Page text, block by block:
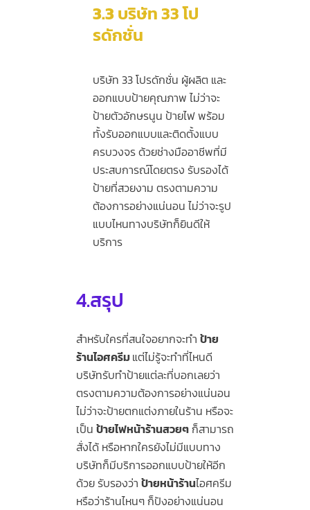
3.3บริษัท 33 โป
รดักชั่น
บริษัท 33 โปรดักชั่น ผู้ผลิต และ
ออกแบบป้ายคุณภาพ ไม่ว่าจะ
ป้ายตัวอักษรนูน ป้ายไฟ พร้อม
ทั้งรับออกแบบและติดตั้งแบบ
ครบวงจร ด้วยช่างมืออาชีพที่มี
ประสบการณ์โดยตรง รับรองได้
ป้ายที่สวยงาม ตรงตามความ
ต้องการอย่างแน่นอน ไม่ว่าจะรูป
แบบไหนทางบริษัทก็ยินดีให้
บริการ
4.สรุป
สำหรับใครที่สนใจอยากจะทำ ป้าย
ร้านไอศครีมแต่ไม่รู้จะทำที่ไหนดี
บริษัทรับทำป้ายแต่ละที่บอกเลยว่า
ตรงตามความต้องการอย่างแน่นอน
ไม่ว่าจะป้ายตกแต่งภายในร้าน หรือจะ
เป็น ป้ายไฟหน้าร้านสวยๆก็สามารถ
สั่งได้ หรือหากใครยังไม่มีแบบทาง
บริษัทก็มีบริการออกแบบป้ายให้อีก
ด้วย รับรองว่า ป้ายหน้าร้านไอศครีม
หรือว่าร้านไหนๆ ก็ปังอย่างแน่นอน